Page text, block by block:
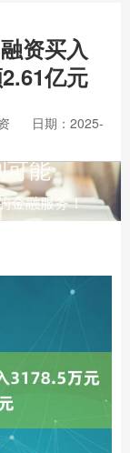
资买入
亿元
日期：2025-
可能
金融服务！